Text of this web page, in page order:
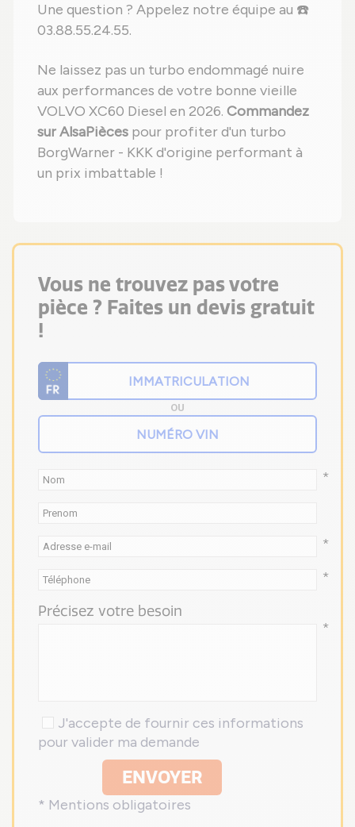
Une question ? Appelez notre équipe au ☎️
03.88.55.24.55.
Ne laissez pas un turbo endommagé nuire
aux performances de votre bonne vieille
VOLVO XC60 Diesel en 2026. Commandez
sur AlsaPièces pour profiter d'un turbo
BorgWarner - KKK d'origine performant à
un prix imbattable !
Vous ne trouvez pas votre
pièce ? Faites un devis gratuit
!
OU
*
*
*
Précisez votre besoin
*
J'accepte de fournir ces informations
pour valider ma demande
ENVOYER
* Mentions obligatoires